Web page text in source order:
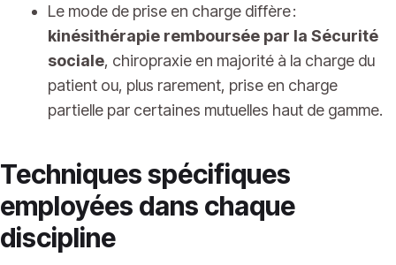
Le mode de prise en charge diffère :
kinésithérapie remboursée par la Sécurité
sociale, chiropraxie en majorité à la charge du
patient ou, plus rarement, prise en charge
partielle par certaines mutuelles haut de gamme.
Techniques spécifiques
employées dans chaque
discipline